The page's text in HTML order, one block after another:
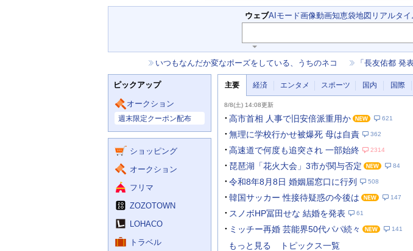
検
索
ウェブAIモード画像動画知恵袋地図 リアルタイ
ワ
ー
力
補
助
を
開
く
ら
せ
いつもなんだか変なポーズをしている、うちのネコ 「長友佑都 発
ピックアップ
オークション
週末限定クーポン配布
サ
ビ
ショッピング
オークション
フリマ
ZOZOTOWN
LOHACO
トラベル
ュ
ス
主要 経済 エンタメ スポーツ 国内 国際
要
ニ
ー
8/8(土) 14:08更新
高市首相 人事で旧安倍派重用か 621
無理に学校行かせ被爆死 母は自責 362
高速道で何度も追突され 一部始終 2314
琵琶湖「花火大会」3市が関与否定 84
令和8年8月8日 婚姻届窓口に行列 508
韓国サッカー 性接待疑惑の今後は 147
スノボHP冨田せな 結婚を発表 61
ミッチー再婚 芸能界50代パパ続々 141
もっと見る トピックス一覧